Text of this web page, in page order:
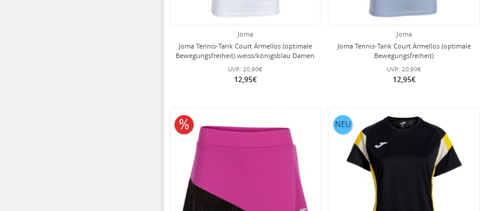
Joma
Joma Tennis-Tank Court Ärmellos (optimale
Bewegungsfreiheit) weiss/königsblau Damen
UVP: 20,90€
12,95€
Joma
Joma Tennis-Tank Court Ärmellos (optimale
Bewegungsfreiheit)
UVP: 20,90€
12,95€
10% reduziert NEU